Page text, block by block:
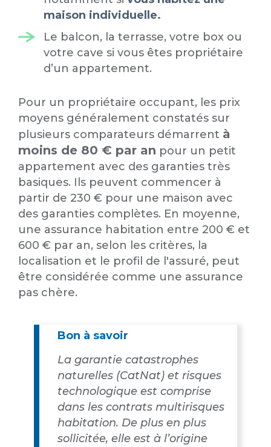
maison individuelle.
Le balcon, la terrasse, votre box ou
votre cave si vous êtes propriétaire
d’un appartement.
Pour un propriétaire occupant, les prix
moyens généralement constatés sur
plusieurs comparateurs démarrent à
moins de 80 € par an pour un petit
appartement avec des garanties très
basiques. Ils peuvent commencer à
partir de 230 € pour une maison avec
des garanties complètes. En moyenne,
une assurance habitation entre 200 € et
600 € par an, selon les critères, la
localisation et le profil de l'assuré, peut
être considérée comme une assurance
pas chère.
Bon à savoir
La garantie catastrophes
naturelles (CatNat) et risques
technologique est comprise
dans les contrats multirisques
habitation. De plus en plus
sollicitée, elle est à l’origine